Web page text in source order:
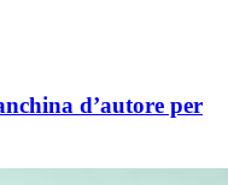
d’autore per